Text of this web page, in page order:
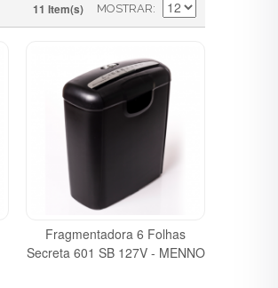
11 Item(s) MOSTRAR
Fragmentadora 6 Folhas
Secreta 601 SB 127V - MENNO